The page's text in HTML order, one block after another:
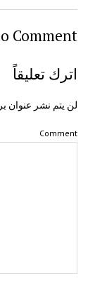
Comment
اترك تعليقاً
لن يتم نشر عنوان
Comment